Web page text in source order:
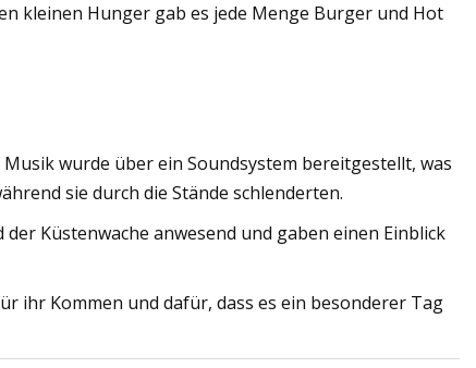
kleinen Hunger gab es jede Menge Burger und Hot
wurde über ein Soundsystem bereitgestellt, was
sie durch die Stände schlenderten.
Küstenwache anwesend und gaben einen Einblick
ihr Kommen und dafür, dass es ein besonderer Tag